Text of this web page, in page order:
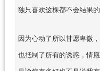
独只喜欢这棵都不会结果
因为心动了所以甘愿卑微
也抵制了所有的诱惑，情